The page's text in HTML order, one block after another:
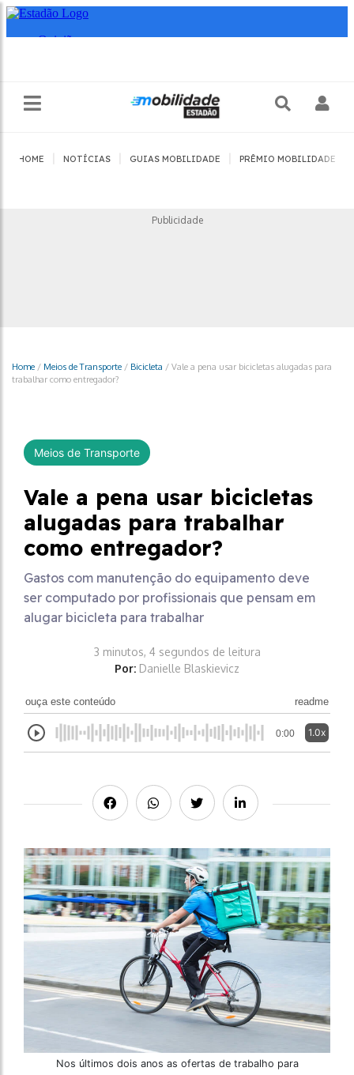
HOME NOTÍCIAS GUIAS MOBILIDADE PRÊMIO MOBILIDADE
Publicidade
Home / Meios de Transporte / Bicicleta / Vale a pena usar bicicletas alugadas para
trabalhar como entregador?
Meios de Transporte
Vale a pena usar bicicletas
alugadas para trabalhar
como entregador?
Gastos com manutenção do equipamento deve
ser computado por profissionais que pensam em
alugar bicicleta para trabalhar
3 minutos, 4 segundos de leitura
Por: Danielle Blaskievicz
ouça este conteúdo readme
0:00 1.0x
Nos últimos dois anos as ofertas de trabalho para